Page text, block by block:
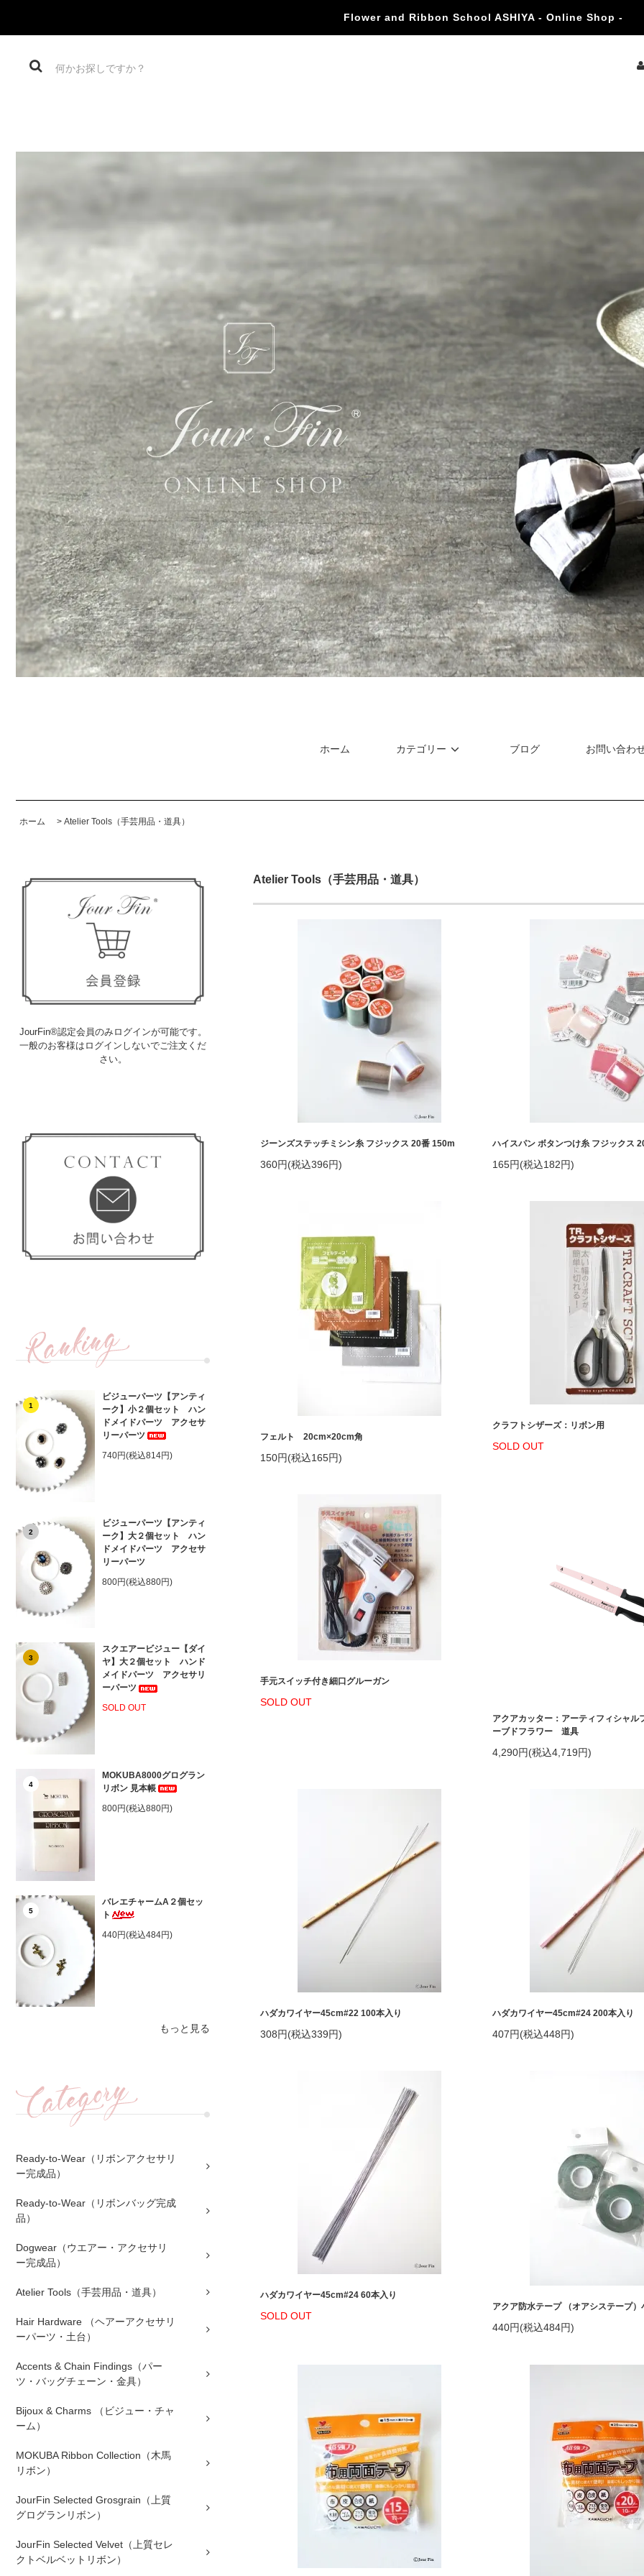
Flower and Ribbon School ASHIYA - Online Shop -
ホーム カテゴリー ブログ お問い合わ
ホーム > Atelier Tools（手芸用品・道具）
JourFin®認定会員のみログインが可能です。
一般のお客様はログインしないでご注文くだ
さい。
1
ビジューパーツ【アンティ
ーク】小２個セット ハン
ドメイドパーツ アクセサ
リーパーツ
740円(税込814円)
2
ビジューパーツ【アンティ
ーク】大２個セット ハン
ドメイドパーツ アクセサ
リーパーツ
800円(税込880円)
3
スクエアービジュー【ダイ
ヤ】大２個セット ハンド
メイドパーツ アクセサリ
ーパーツ
SOLD OUT
4
MOKUBA8000グログラン
リボン 見本帳
800円(税込880円)
5
バレエチャームA２個セッ
ト
440円(税込484円)
もっと見る
Ready-to-Wear（リボンアクセサリ
ー完成品）
Ready-to-Wear（リボンバッグ完成
品）
Dogwear（ウエアー・アクセサリ
ー完成品）
Atelier Tools（手芸用品・道具）
Hair Hardware （ヘアーアクセサリ
ーパーツ・土台）
Accents & Chain Findings（パー
ツ・バッグチェーン・金具）
Bijoux & Charms （ビジュー・チャ
ーム）
MOKUBA Ribbon Collection（木馬
リボン）
JourFin Selected Grosgrain（上質
グログランリボン）
JourFin Selected Velvet（上質セレ
クトベルベットリボン）
Atelier Tools（手芸用品・道具）
ジーンズステッチミシン糸 フジックス 20番 150m
360円(税込396円)
ハイスパン ボタンつけ糸 フジックス
165円(税込182円)
フェルト 20cm×20cm角
150円(税込165円)
クラフトシザーズ：リボン用
SOLD OUT
手元スイッチ付き細口グルーガン
SOLD OUT
アクアカッター：アーティフィシャル
ーブドフラワー 道具
4,290円(税込4,719円)
ハダカワイヤー45cm#22 100本入り
308円(税込339円)
ハダカワイヤー45cm#24 200本入り
407円(税込448円)
ハダカワイヤー45cm#24 60本入り
SOLD OUT
アクア防水テープ （オアシステープ）
440円(税込484円)